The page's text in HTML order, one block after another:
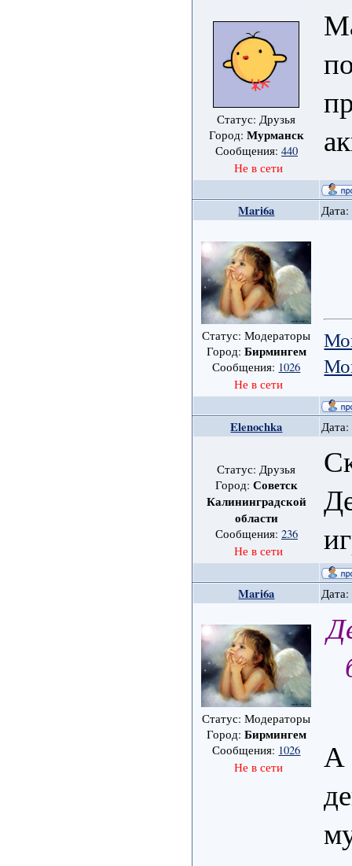
Статус: Друзья
Город: Мурманск
Сообщения: 440
Не в сети
Mari6a
Статус: Модераторы
Город: Бирмингем
Сообщения: 1026
Не в сети
Elenochka
Статус: Друзья
Город: Советск
Калининградской
области
Сообщения: 236
Не в сети
Mari6a
Статус: Модераторы
Город: Бирмингем
Сообщения: 1026
Не в сети
А